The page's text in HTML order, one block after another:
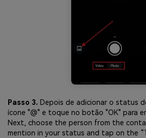
Passo 3. Depois de adicionar o status
ícone "@" e toque no botão "OK" para
Next, choose the person from the
mention in your status and tap on the